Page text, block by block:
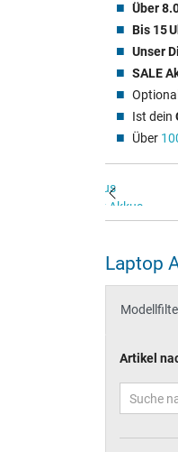
Über
Bis 15
Unser
SALE
Ist dein
Über
Laptop
Artikel